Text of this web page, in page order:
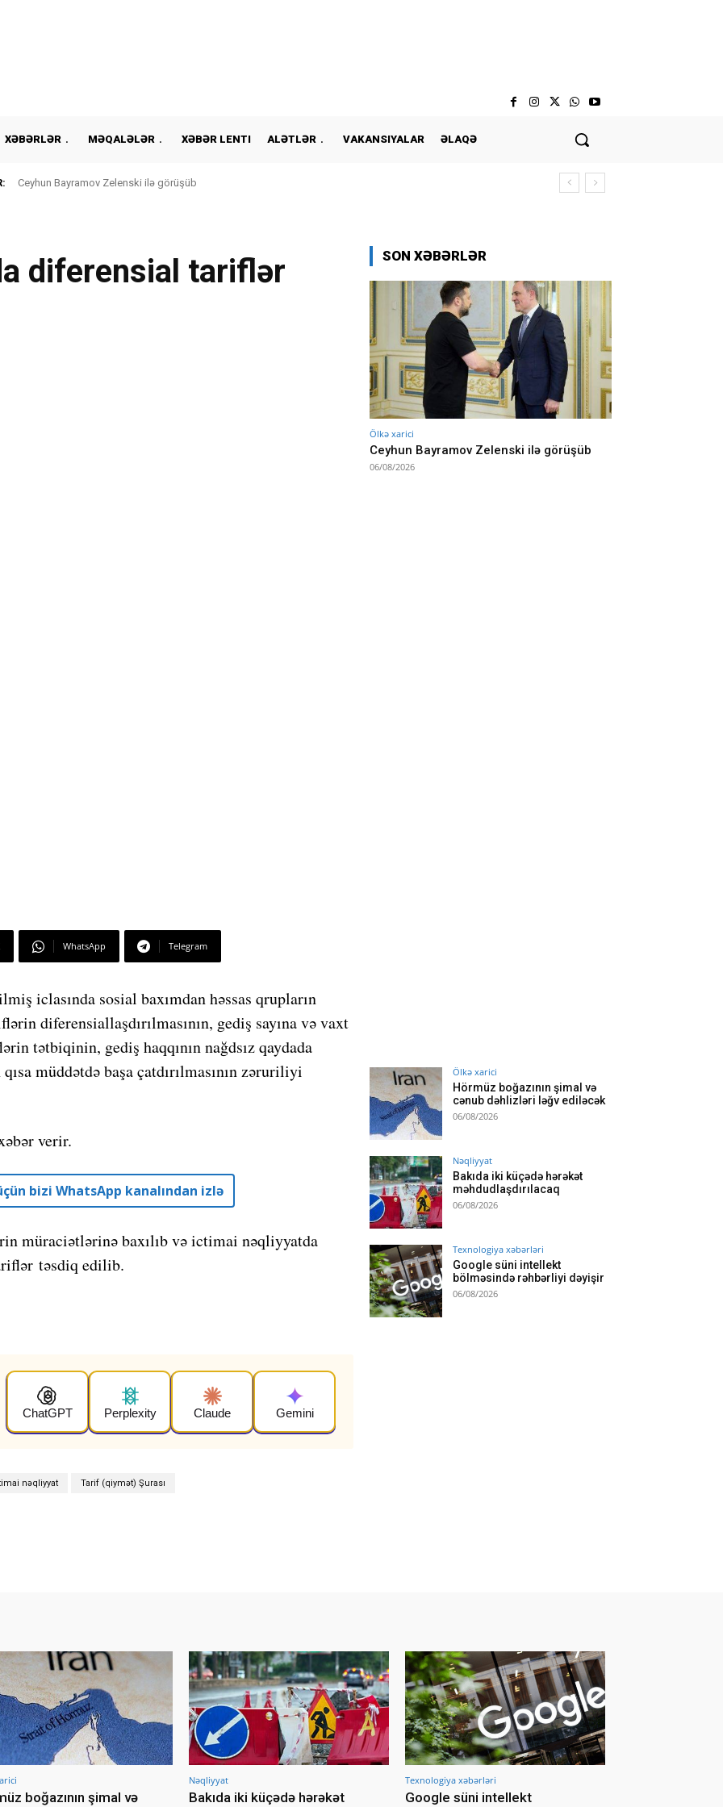
XƏBƏRLƏR MƏQALƏLƏR XƏBƏR LENTI ALƏTLƏR VAKANSIYALAR ƏLAQƏ
Ceyhun Bayramov Zelenski ilə görüşüb
diferensial tariflər
WhatsApp Telegram
iclasında sosial baxımdan həssas qrupların
diferensiallaşdırılmasının, gediş sayına və vaxt
tətbiqinin, gediş haqqının nağdsız qaydada
müddətdə başa çatdırılmasının zəruriliyi
verir.
bizi WhatsApp kanalından izlə
müraciətlərinə baxılıb və ictimai nəqliyyatda
təsdiq edilib.
ChatGPT Perplexity Claude Gemini
nəqliyyat Tarif (qiymət) Şurası
SON XƏBƏRLƏR
Ölkə xarici
Ceyhun Bayramov Zelenski ilə görüşüb
06/08/2026
Ölkə xarici
Hörmüz boğazının şimal və
cənub dəhlizləri ləğv ediləcək
06/08/2026
Nəqliyyat
Bakıda iki küçədə hərəkət
məhdudlaşdırılacaq
06/08/2026
Texnologiya xəbərləri
Google süni intellekt
bölməsində rəhbərliyi dəyişir
06/08/2026
boğazının şimal və
Nəqliyyat
Bakıda iki küçədə hərəkət
Texnologiya xəbərləri
Google süni intellekt